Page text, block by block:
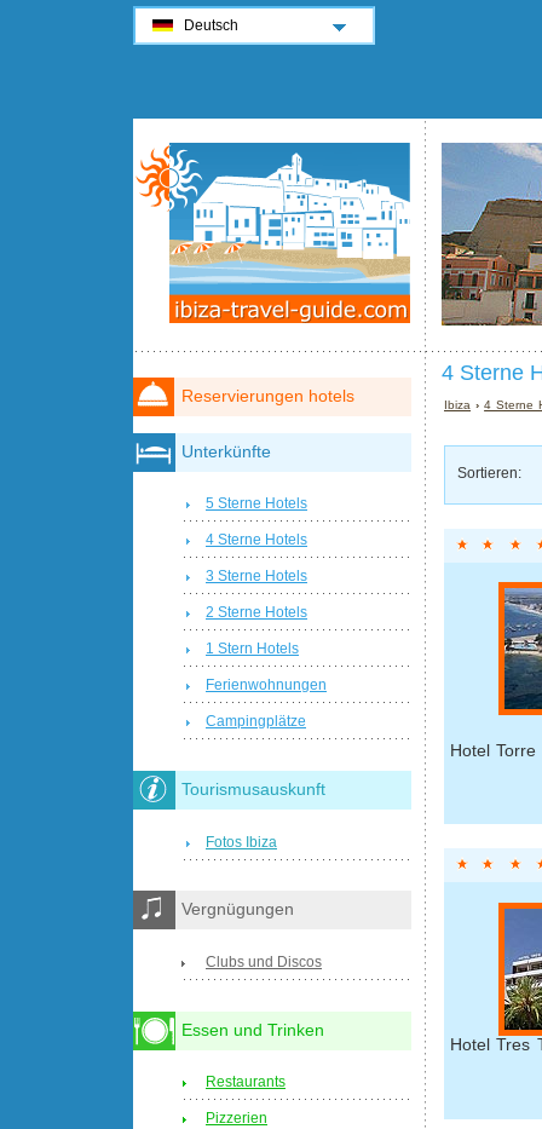
4 Sterne
Ibiza ›4 Sterne
Sortieren:
Hotel
Hotel Tres
Reservierungen hotels
Unterkünfte
5 Sterne Hotels
4 Sterne Hotels
3 Sterne Hotels
2 Sterne Hotels
1 Stern Hotels
Ferienwohnungen
Campingplätze
Tourismusauskunft
Fotos Ibiza
Vergnügungen
Clubs und Discos
Essen und Trinken
Restaurants
Pizzerien
Deutsch